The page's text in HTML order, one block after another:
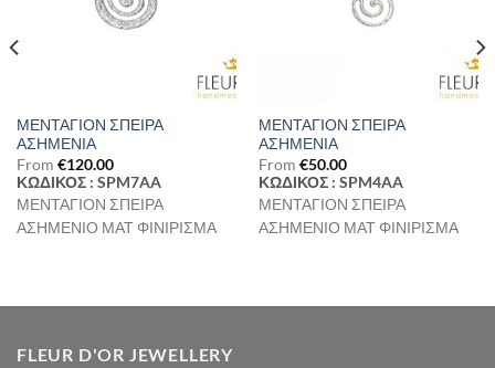
ΜΕΝΤΑΓΙΟΝ ΣΠΕΙΡΑ
ΑΣΗΜΕΝΙΑ
From €120.00
ΚΩΔΙΚΟΣ : SPM7AA
ΜΕΝΤΑΓΙΟΝ ΣΠΕΙΡΑ
ΑΣΗΜΕΝΙΟ ΜΑΤ ΦΙΝΙΡΙΣΜΑ
ΜΕΝΤΑΓΙΟΝ ΣΠΕΙΡΑ
ΑΣΗΜΕΝΙΑ
From €50.00
ΚΩΔΙΚΟΣ : SPM4AA
ΜΕΝΤΑΓΙΟΝ ΣΠΕΙΡΑ
ΑΣΗΜΕΝΙΟ ΜΑΤ ΦΙΝΙΡΙΣΜΑ
FLEUR D'OR JEWELLERY